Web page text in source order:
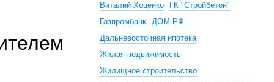
Виталий Хоценко
ГК "Стройбетон"
Газпромбанк
ДОМ.РФ
Дальневосточная ипотека
Жилая недвижимость
Жилищное строительство